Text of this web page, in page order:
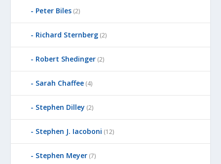
Peter Biles (2)
Richard Sternberg (2)
Robert Shedinger (2)
Sarah Chaffee (4)
Stephen Dilley (2)
Stephen J. Iacoboni (12)
Stephen Meyer (7)